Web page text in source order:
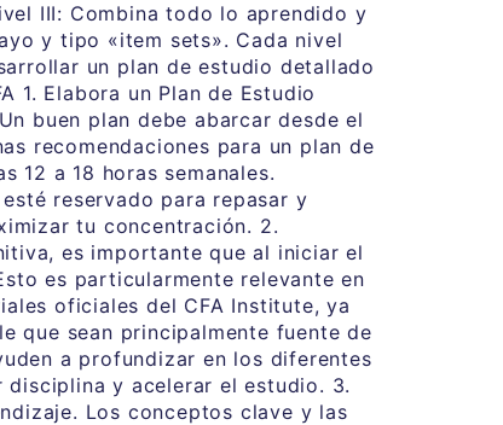
III: Combina todo lo aprendido y
y tipo «item sets». Cada nivel
un plan de estudio detallado
1. Elabora un Plan de Estudio
buen plan debe abarcar desde el
recomendaciones para un plan de
12 a 18 horas semanales.
reservado para repasar y
tu concentración. 2.
es importante que al iniciar el
es particularmente relevante en
oficiales del CFA Institute, ya
que sean principalmente fuente de
a profundizar en los diferentes
y acelerar el estudio. 3.
Los conceptos clave y las